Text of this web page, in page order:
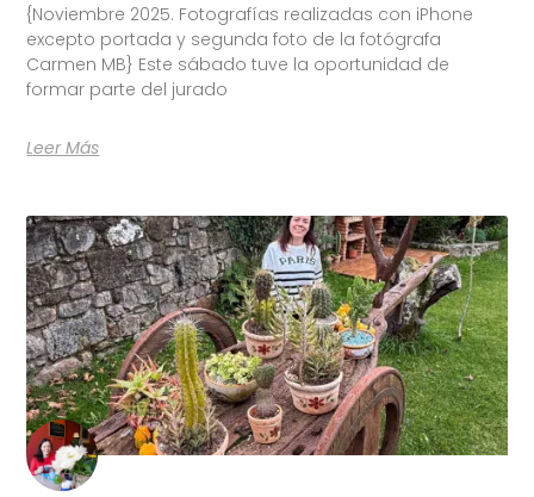
{Noviembre 2025. Fotografías realizadas con iPhone
excepto portada y segunda foto de la fotógrafa
Carmen MB} Este sábado tuve la oportunidad de
formar parte del jurado
Leer Más